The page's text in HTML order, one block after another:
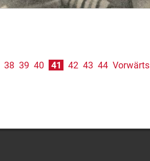
38 39 40 41 42 43 44 Vorwärts